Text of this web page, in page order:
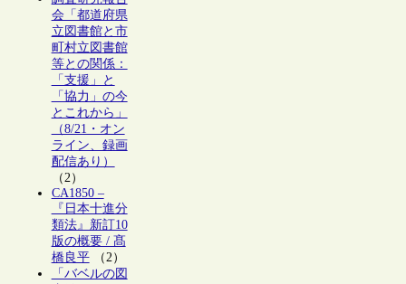
会「都道府県
立図書館と市
町村立図書館
等との関係：
「支援」と
「協力」の今
とこれから」
（8/21・オン
ライン、録画
配信あり）
（2）
CA1850 –
『日本十進分
類法』新訂10
版の概要 / 髙
橋良平（2）
「バベルの図